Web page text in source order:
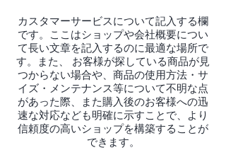
カスタマーサービスについて記入する欄
です。ここはショップや会社概要につい
て長い文章を記入するのに最適な場所で
す。また、 お客様が探している商品が見
つからない場合や、商品の使用方法・サ
イズ・メンテナンス等について不明な点
があった際、また購入後のお客様への迅
速な対応なども明確に示すことで、より
信頼度の高いショップを構築することが
できます。